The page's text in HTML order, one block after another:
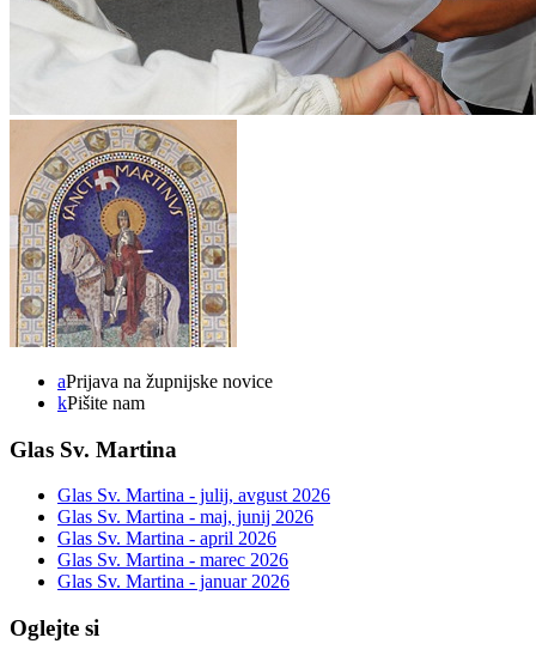
aPrijava na župnijske novice
kPišite nam
Glas Sv. Martina
Glas Sv. Martina - julij, avgust 2026
Glas Sv. Martina - maj, junij 2026
Glas Sv. Martina - april 2026
Glas Sv. Martina - marec 2026
Glas Sv. Martina - januar 2026
Oglejte si